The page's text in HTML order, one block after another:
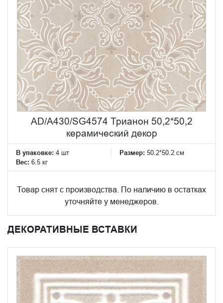
AD/A430/SG4574 Трианон 50,2*50,2
керамический декор
В упаковке: 4 шт Размер: 50.2*50.2 см
Вес: 6.5 кг
Товар снят с производства. По наличию в остатках
уточняйте у менеджеров.
ДЕКОРАТИВНЫЕ ВСТАВКИ